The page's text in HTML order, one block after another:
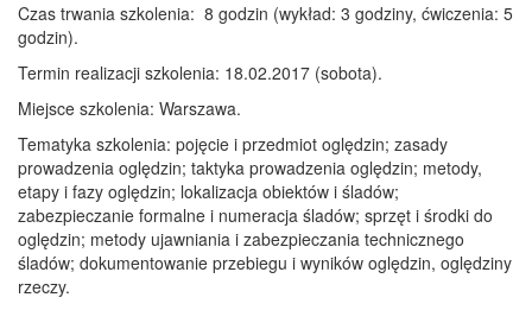
Czas trwania szkolenia: 8 godzin (wykład: 3 godziny, ćwiczenia: 5
godzin).
Termin realizacji szkolenia: 18.02.2017 (sobota).
Miejsce szkolenia: Warszawa.
Tematyka szkolenia: pojęcie i przedmiot oględzin; zasady
prowadzenia oględzin; taktyka prowadzenia oględzin; metody,
etapy i fazy oględzin; lokalizacja obiektów i śladów;
zabezpieczanie formalne i numeracja śladów; sprzęt i środki do
oględzin; metody ujawniania i zabezpieczania technicznego
śladów; dokumentowanie przebiegu i wyników oględzin, oględziny
rzeczy.